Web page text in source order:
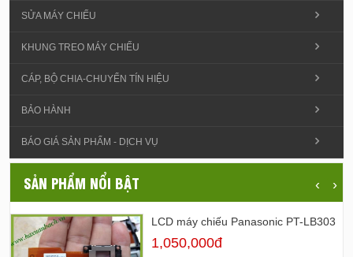
SỬA MÁY CHIẾU
KHUNG TREO MÁY CHIẾU
CÁP, BỘ CHIA-CHUYỂN TÍN HIỆU
BẢO HÀNH
BÁO GIÁ SẢN PHẨM - DỊCH VỤ
SẢN PHẨM NỔI BẬT ‹ ›
LCD máy chiếu Panasonic PT-LB303
1,050,000đ